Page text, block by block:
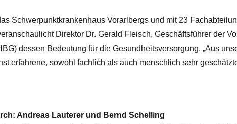
Schwerpunktkrankenhaus Vorarlbergs und mit 23
Direktor Dr. Gerald Fleisch, Geschäftsführer der
dessen Bedeutung für die Gesundheitsversorgung. „Aus
erfahrene, sowohl fachlich als auch menschlich sehr
Andreas Lauterer und Bernd Schelling